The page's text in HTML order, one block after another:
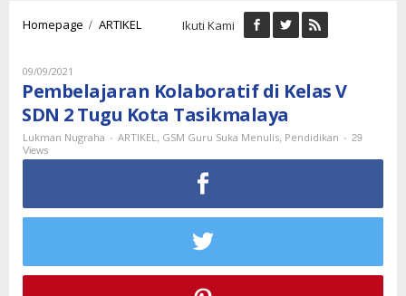
Homepage / ARTIKELPembelajaran
V
SDN
2
Tugu
Kota
Tasikmalaya
Ikuti Kami
09/09/2021
Lukman
Nugraha
Pembelajaran Kolaboratif di Kelas V
SDN 2 Tugu Kota Tasikmalaya
Lukman Nugraha - ARTIKEL, GSM Guru Suka Menulis, Pendidikan - 29
Views